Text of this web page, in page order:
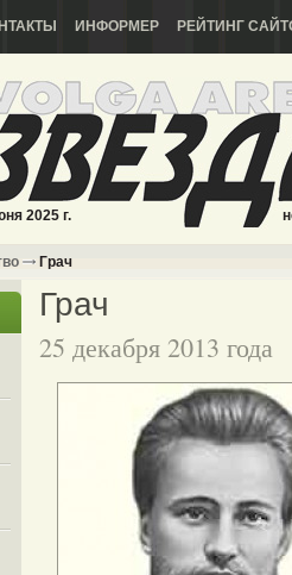
ИНФОРМЕР РЕЙТИНГ
2025 г.
Грач
Грач
25 декабря 2013 года